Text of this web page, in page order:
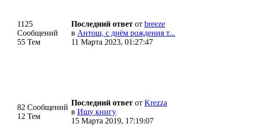
1125
Сообщений
55 Тем
Последний ответ от breeze
в Антош, с днём рождения т...
11 Марта 2023, 01:27:47
82 Сообщений
12 Тем
Последний ответ от Krezza
в Ищу книгу
15 Марта 2019, 17:19:07